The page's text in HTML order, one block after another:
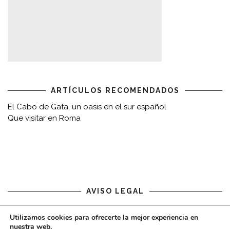
ARTÍCULOS RECOMENDADOS
El Cabo de Gata, un oasis en el sur español
Que visitar en Roma
AVISO LEGAL
Aviso legal
Utilizamos cookies para ofrecerte la mejor experiencia en
nuestra web.